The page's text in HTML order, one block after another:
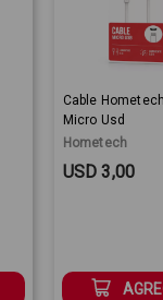
Cable
Micro Usd
Hometech
Sale Price:
USD 3,00